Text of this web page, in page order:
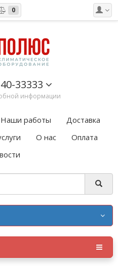
0
33333
информации
Наши работы
Доставка
О нас
Оплата